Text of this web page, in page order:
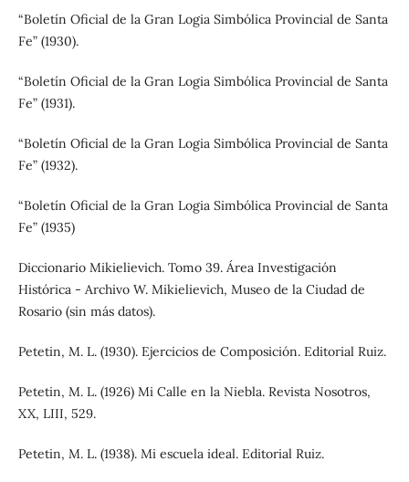
“Boletín Oficial de la Gran Logia Simbólica Provincial de Santa
Fe” (1930).
“Boletín Oficial de la Gran Logia Simbólica Provincial de Santa
Fe” (1931).
“Boletín Oficial de la Gran Logia Simbólica Provincial de Santa
Fe” (1932).
“Boletín Oficial de la Gran Logia Simbólica Provincial de Santa
Fe” (1935)
Diccionario Mikielievich. Tomo 39. Área Investigación
Histórica - Archivo W. Mikielievich, Museo de la Ciudad de
Rosario (sin más datos).
Petetin, M. L. (1930). Ejercicios de Composición. Editorial Ruiz.
Petetin, M. L. (1926) Mi Calle en la Niebla. Revista Nosotros,
XX, LIII, 529.
Petetin, M. L. (1938). Mi escuela ideal. Editorial Ruiz.